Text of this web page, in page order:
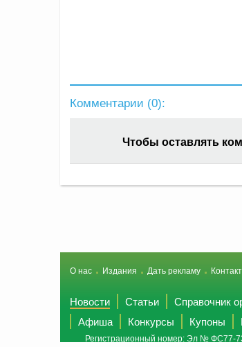
Комментарии (0):
Чтобы оставлять
О нас Издания Дать рекламу
Новости Статьи Справочник
Афиша
Конкурсы Купоны
Регистрационный номер: Эл № ФС77-